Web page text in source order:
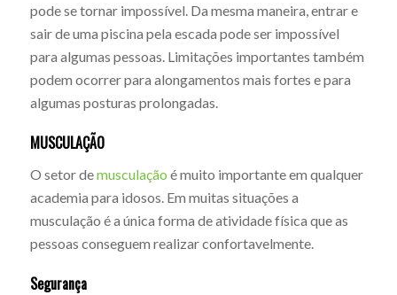
pode se tornar impossível. Da mesma maneira, entrar e
sair de uma piscina pela escada pode ser impossível
para algumas pessoas. Limitações importantes também
podem ocorrer para alongamentos mais fortes e para
algumas posturas prolongadas.
MUSCULAÇÃO
O setor demusculação é muito importante em qualquer
academia para idosos. Em muitas situações a
musculação é a única forma de atividade física que as
pessoas conseguem realizar confortavelmente.
Segurança